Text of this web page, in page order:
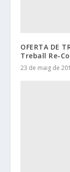
OFERTA DE
Treball Re-
23 de maig de